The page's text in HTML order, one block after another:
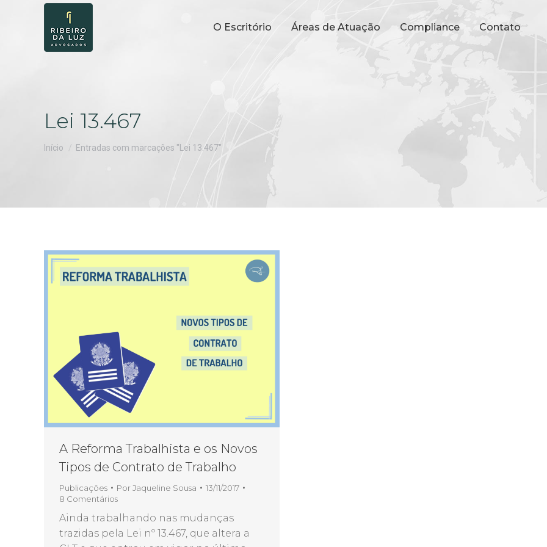
O Escritório Áreas de Atuação Compliance Contato
Lei 13.467
Você está aqui:
Início Entradas com marcações "Lei 13.467"
A Reforma Trabalhista e os Novos
Tipos de Contrato de Trabalho
Publicações PorJaqueline Sousa
13/11/2017
8 Comentários
Ainda trabalhando nas mudanças
trazidas pela Lei nº 13.467, que altera a